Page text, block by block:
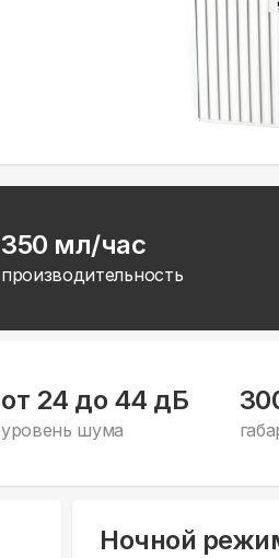
350 мл/час
производительность
от 24 до 44 дБ
уровень шума
Ночной